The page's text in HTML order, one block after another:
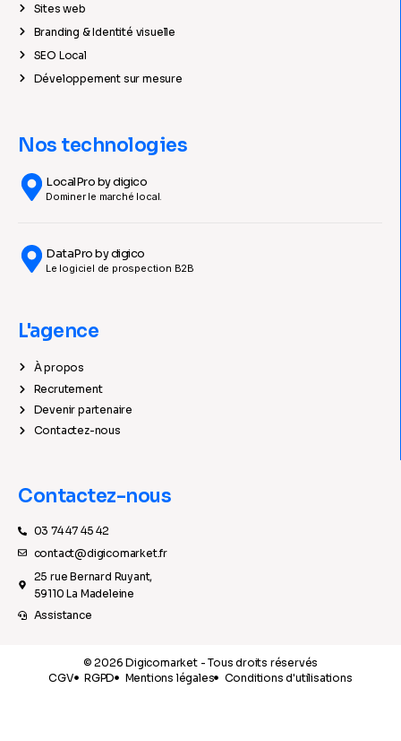
Sites web
Branding & Identité visuelle
SEO Local
Développement sur mesure
Nos technologies
LocalPro by digico
Dominer le marché local.
DataPro by digico
Le logiciel de prospection B2B
L'agence
À propos
Recrutement
Devenir partenaire
Contactez-nous
Contactez-nous
03 74 47 45 42
contact@digicomarket.fr
25 rue Bernard Ruyant,
59110 La Madeleine
Assistance
© 2026 Digicomarket - Tous droits réservés
CGV
RGPD Mentions légales Conditions d'utilisations